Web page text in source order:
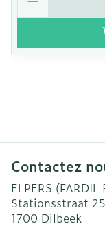
Contactez
ELPERS (FARDIL
Stationsstraat
1700 Dilbeek